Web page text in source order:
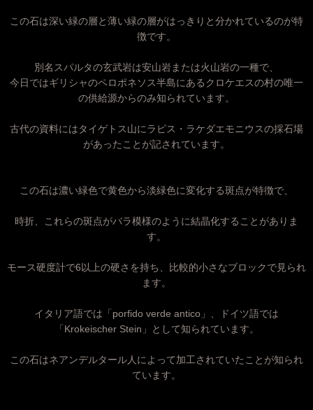
この石は深い緑の層と薄い緑の層がはっきりと分かれているのが特
徴です。
別名スパルタの玄武岩は安山岩または火山岩の一種で、
今日ではギリシャのペロポネソス半島にあるクロケエスの村の唯一
の供給源からのみ知られています。
古代の資料にはタイゲトス山にラピス・ラケダエモニウスの採石場
があったことが記されています。
この石は濃い緑色で黄色から淡緑色に変化する斑点が特徴で、
時折、これらの斑点がバラ模様のように結晶化することがありま
す。
モース硬度計で6以上の硬さを持ち、比較的小さなブロックで見られ
ます。
イタリア語では「porfido verde antico」、ドイツ語では
「Krokeischer Stein」として知られています。
この石はネアンデルタール人によって加工されていたことが知られ
ています。